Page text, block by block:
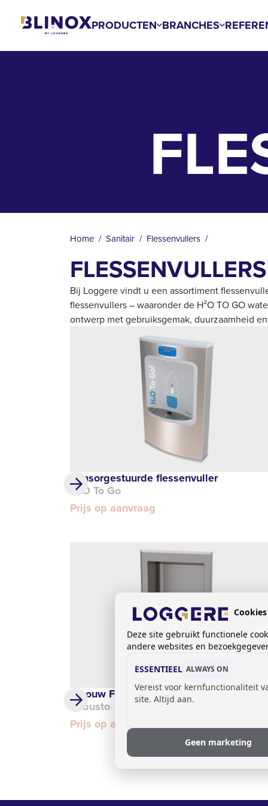
de
PRODUCTEN BRANCHES
KRUIMELPAD
Home Sanitair Flessenvullers
FLESSENVULLERS
Bij Loggere vindt u een assortiment
flessenvullers – waaronder de H²O TO GO
ontwerp met gebruiksgemak, duurzaamheid
Sensorgestuurde flessenvuller
H²O To Go
Prijs op aanvraag
Inbouw Flessenvuller en Drinkfontein
Robusto
Prijs op aanvraag
Cookies
Deze site gebruikt functionele
andere websites en
ESSENTIEEL ALWAYS ON
Vereist voor kernfunctionaliteit
site. Altijd aan.
Geen marketing